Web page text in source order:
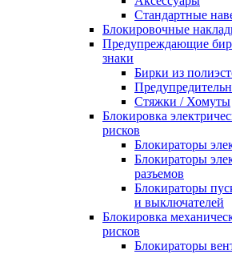
Стандартные
Блокировочные
Предупреждающие
знаки
Бирки из
Стяжки / Хомуты
Блокировка
рисков
Блокираторы
Блокираторы
разъемов
Блокираторы
и выключателей
Блокировка
рисков
Блокираторы